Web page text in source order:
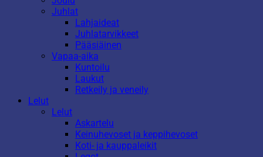
Juhlat
Lahjaideat
Juhlatarvikkeet
Pääsiäinen
Vapaa-aika
Kuntoilu
Laukut
Retkeily ja veneily
Lelut
Lelut
Askartelu
Keinuhevoset ja keppihevoset
Koti- ja kauppaleikit